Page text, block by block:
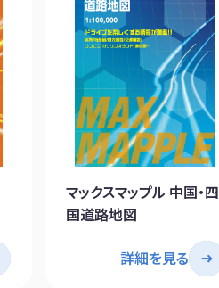
マックスマップル 中国・四
国道路地図
詳細を見る